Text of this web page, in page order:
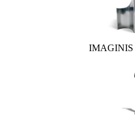
IMAGINIS